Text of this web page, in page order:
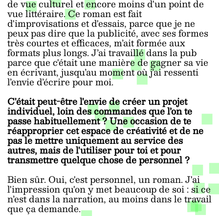
de vue culturel et encore moins d'un point de
vue littéraire. Ce roman est fait
d'improvisations et d'essais, parce que je ne
peux pas dire que la publicité, avec ses formes
très courtes et efficaces, m’ait formée aux
formats plus longs. J’ai travaillé dans la pub
parce que c'était une manière de gagner sa vie
en écrivant, jusqu’au moment où j’ai ressenti
l’envie d’écrire pour moi.
C'était peut-être l'envie de créer un projet
individuel, loin des commandes que l’on te
passe habituellement ? Une occasion de te
réapproprier cet espace de créativité et de ne
pas le mettre uniquement au service des
autres, mais de l'utiliser pour toi et pour
transmettre quelque chose de personnel ?
Bien sûr. Oui, c'est personnel, un roman. J'ai
l'impression qu'on y met beaucoup de soi : si ce
n’est dans la narration, au moins dans le travail
que ça demande.